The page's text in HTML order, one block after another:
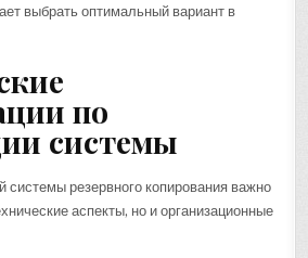
выбрать оптимальный вариант в
по
системы
системы резервного копирования важно
аспекты, но и организационные